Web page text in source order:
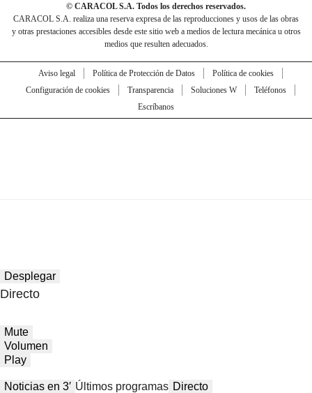
© CARACOL S.A. Todos los derechos reservados.
CARACOL S.A. realiza una reserva expresa de las reproducciones y usos de las obras
y otras prestaciones accesibles desde este sitio web a medios de lectura mecánica u otros
medios que resulten adecuados.
Aviso legal Política de Protección de Datos
Política de cookies
Configuración de cookies
Transparencia Soluciones W
Teléfonos
Escríbanos
Desplegar
Directo
Mute
Volumen
Play
Noticias en 3′ Últimos programas Directo